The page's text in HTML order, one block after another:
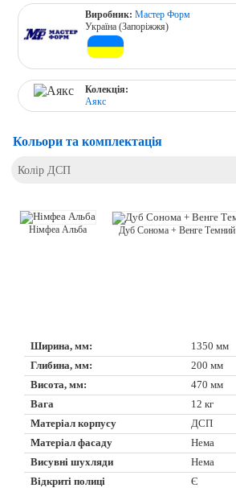
Виробник:Мастер Форм
Україна (Запоріжжя)
Колекція:
Аякс
Кольори та комплектація
Колір ДСП
Німфеа Альба Дуб Сонома + Венге Темний
Ширина, мм:
1350 мм
Глибина, мм:
200 мм
Висота, мм:
470 мм
Вага
12 кг
Матеріал корпусу
ДСП
Матеріал фасаду
Нема
Висувні шухляди
Нема
Відкриті полиці
Є